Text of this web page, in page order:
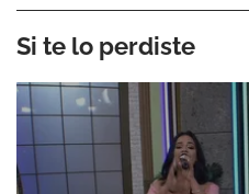
Si te lo perdiste